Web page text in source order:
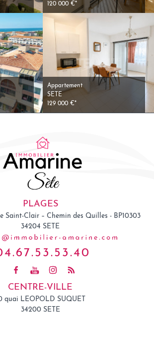
120 000 €*
Appartement
SETE
129 000 €*
PLAGES
Saint-Clair – Chemin des Quilles - BP10303
34204 SETE
CENTRE-VILLE
quai LEOPOLD SUQUET
34200 SETE